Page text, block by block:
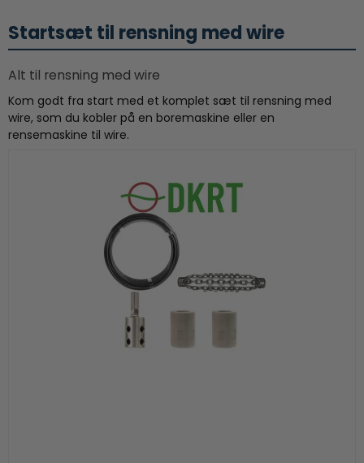
Startsæt til rensning med wire
Alt til rensning med wire
Kom godt fra start med et komplet sæt til rensning med
wire, som du kobler på en boremaskine eller en
rensemaskine til wire.